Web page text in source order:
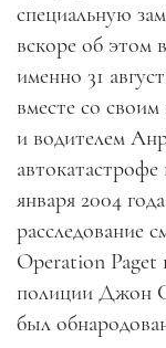
специальную
вскоре об этом
именно 31
вместе со
и водителем
января 2004
расследование
Operation Paget
полиции Джон
был